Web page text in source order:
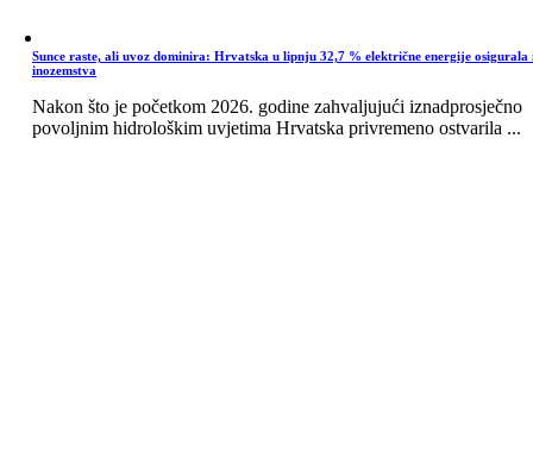
Sunce raste, ali uvoz dominira: Hrvatska u lipnju 32,7 % električne energije osigurala
inozemstva
Nakon što je početkom 2026. godine zahvaljujući iznadprosječno
povoljnim hidrološkim uvjetima Hrvatska privremeno ostvarila ...